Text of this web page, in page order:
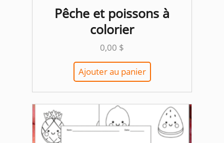
Pêche et poissons à
colorier
0,00 $
Ajouter au panier